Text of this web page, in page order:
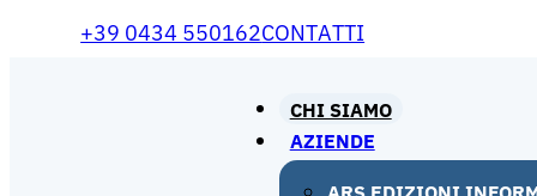
+39 0434 550162CONTATTI
CHI SIAMO
AZIENDE